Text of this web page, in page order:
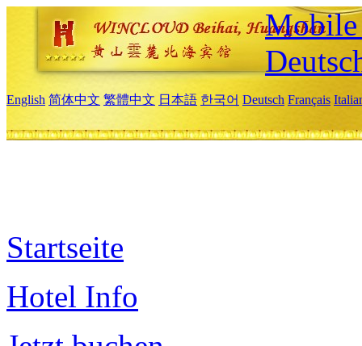
Mobile
English 简体中文 繁體中文 日本語 한국어 Deutsch Français
Startseite
Hotel Info